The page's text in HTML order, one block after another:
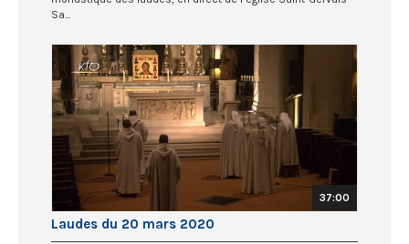
Sa...
37:00
Laudes du 20 mars 2020